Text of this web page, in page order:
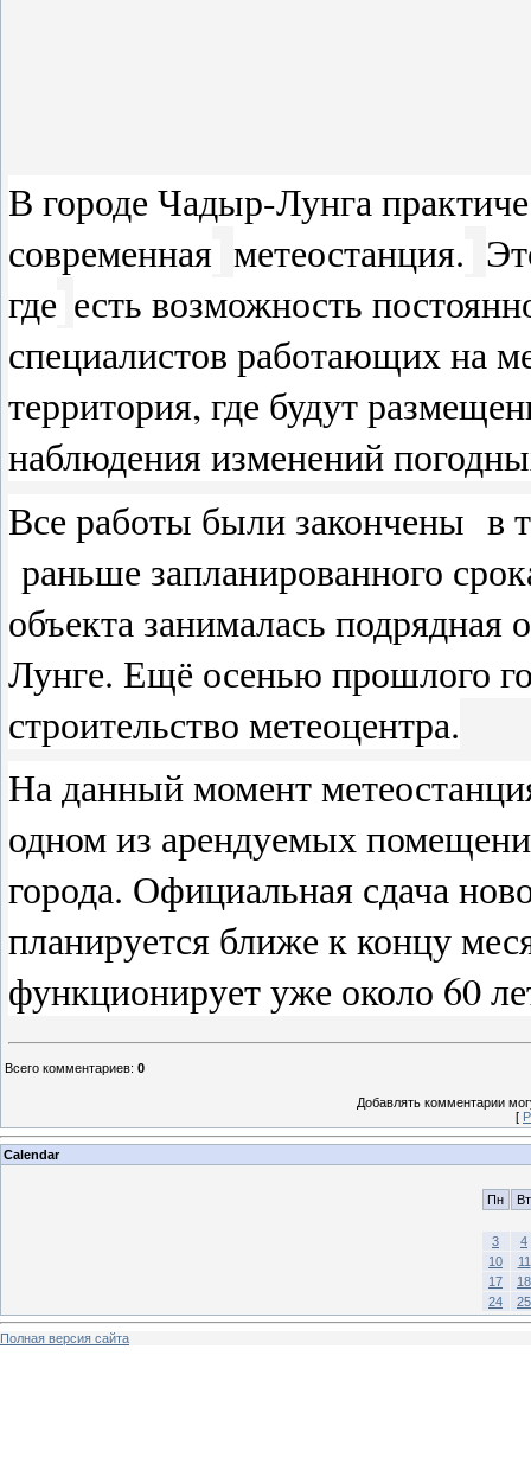
В городе Чадыр-Лунга
современная метеостанция.
где есть возможность
специалистов работающих на
территория, где будут
наблюдения изменений
Все работы были закончены в
раньше запланированного
объекта занималась
Лунге. Ещё осенью прошлого
строительство метеоцентра.
На данный момент
одном из арендуемых
города. Официальная сдача
планируется ближе к концу
функционирует уже около 60
Всего комментариев: 0
Добавлять комментарии
[
Calendar
Пн Вт
3
4
10
11
17
18
24
25
Полная версия сайта